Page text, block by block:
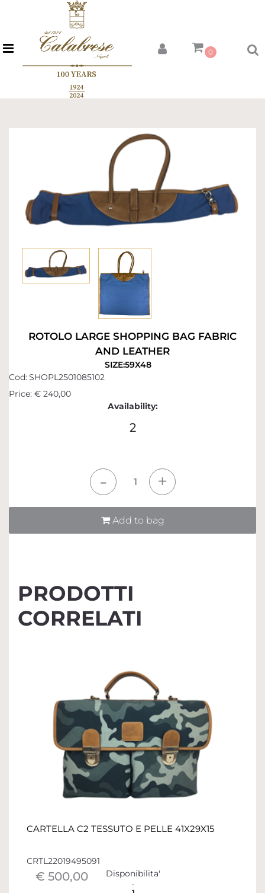
Open menu 0
ROTOLO LARGE SHOPPING BAG FABRIC
AND LEATHER
SIZE:59X48
Cod:SHOPL2501085102
Price: € 240,00
Availability:
2
Add to bag
PRODOTTI
CORRELATI
CARTELLA C2 TESSUTO E PELLE 41X29X15
CRTL22019495091
€ 500,00 Disponibilita'